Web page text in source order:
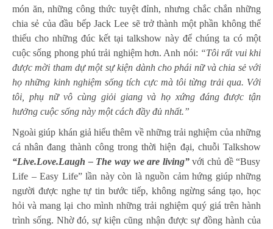
món ăn, những công thức tuyệt đỉnh, nhưng chắc chắn những
chia sẻ của đầu bếp Jack Lee sẽ trở thành một phần không thể
thiếu cho những đúc kết tại talkshow này để chúng ta có một
cuộc sống phong phú trải nghiệm hơn. Anh nói: “Tôi rất vui khi
được mời tham dự một sự kiện dành cho phái nữ và chia sẻ với
họ những kinh nghiệm sống tích cực mà tôi từng trải qua. Với
tôi, phụ nữ vô cùng giỏi giang và họ xứng đáng được tận
hưởng cuộc sống này một cách đầy đủ nhất.”
Ngoài giúp khán giả hiểu thêm về những trải nghiệm của những
cá nhân đang thành công trong thời hiện đại, chuỗi Talkshow
“Live.Love.Laugh – The way we are living”với chủ đề “Busy
Life – Easy Life” lần này còn là nguồn cảm hứng giúp những
người được nghe tự tin bước tiếp, không ngừng sáng tạo, học
hỏi và mang lại cho mình những trải nghiệm quý giá trên hành
trình sống. Nhờ đó, sự kiện cũng nhận được sự đồng hành của